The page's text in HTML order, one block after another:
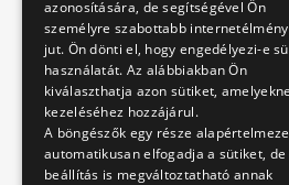
művészek
győztesek
A szervezők
és
azonosítására, de segítségével Ön
személyre szabottabb
jut. Ön dönti el, hogy engedélyezi-e
használatát. Az alábbiakban Ön
kiválaszthatja azon sütiket,
kezeléséhez hozzájárul.
A böngészők egy része
automatikusan elfogadja a sütiket, de
beállítás is megváltoztatható annak